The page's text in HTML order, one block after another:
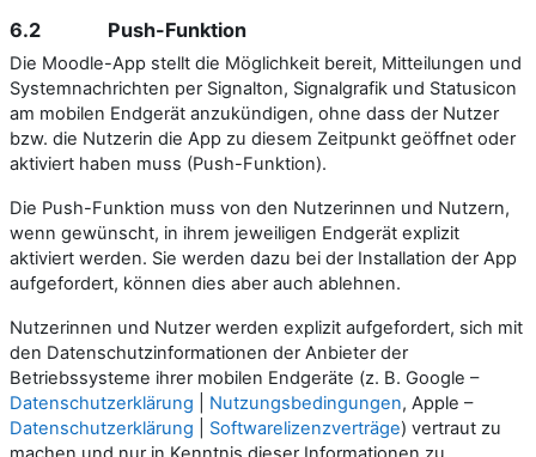
6.2 Push-Funktion
Die Moodle-App stellt die Möglichkeit bereit, Mitteilungen und
Systemnachrichten per Signalton, Signalgrafik und Statusicon
am mobilen Endgerät anzukündigen, ohne dass der Nutzer
bzw. die Nutzerin die App zu diesem Zeitpunkt geöffnet oder
aktiviert haben muss (Push-Funktion).
Die Push-Funktion muss von den Nutzerinnen und Nutzern,
wenn gewünscht, in ihrem jeweiligen Endgerät explizit
aktiviert werden. Sie werden dazu bei der Installation der App
aufgefordert, können dies aber auch ablehnen.
Nutzerinnen und Nutzer werden explizit aufgefordert, sich mit
den Datenschutzinformationen der Anbieter der
Betriebssysteme ihrer mobilen Endgeräte (z. B. Google –
Datenschutzerklärung
Nutzungsbedingungen, Apple –
Datenschutzerklärung
Softwarelizenzverträge) vertraut zu